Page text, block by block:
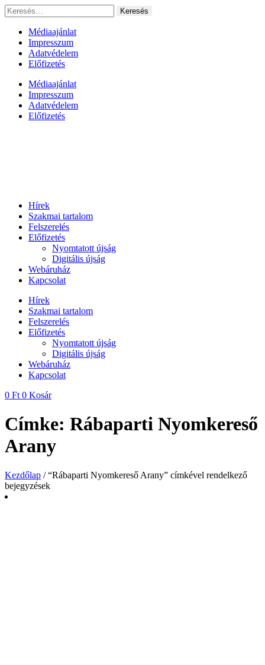
Ugrás
a
tartalomhoz
Keresés:
Médiaajánlat
Impresszum
Adatvédelem
Előfizetés
Médiaajánlat
Impresszum
Adatvédelem
Előfizetés
Hírek
Szakmai tartalom
Felszerelés
Előfizetés
Nyomtatott újság
Digitális újság
Webáruház
Kapcsolat
Hírek
Szakmai tartalom
Felszerelés
Előfizetés
Nyomtatott újság
Digitális újság
Webáruház
Kapcsolat
0 Ft 0 Kosár
Címke: Rábaparti Nyomkereső
Arany
Kezdőlap / “Rábaparti Nyomkereső Arany” címkével rendelkező
bejegyzések